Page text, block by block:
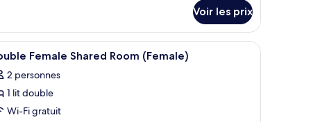
Voir les prix
dans les chambres Literie de qualité supérieure, coffres-forts
11 Female Shared Room (Female)
2 personnes
1 lit double
Wi-Fi gratuit